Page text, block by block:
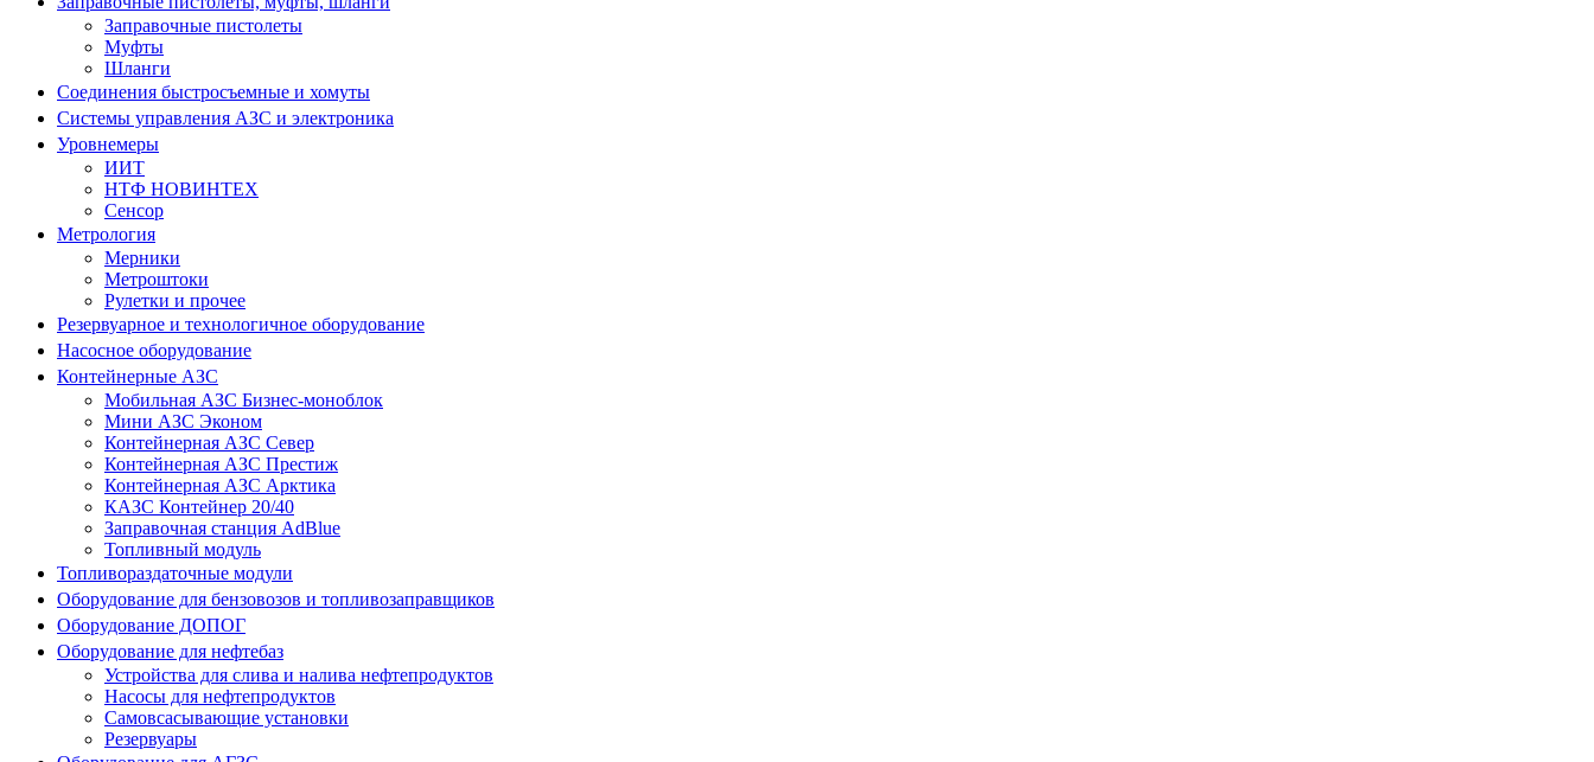
Заправочные пистолеты
Муфты
Шланги
Соединения быстросъемные и хомуты
Системы управления АЗС и электроника
Уровнемеры
ИИТ
НТФ НОВИНТЕХ
Сенсор
Метрология
Мерники
Метроштоки
Рулетки и прочее
Резервуарное и технологичное оборудование
Насосное оборудование
Контейнерные АЗС
Мобильная АЗС Бизнес-моноблок
Мини АЗС Эконом
Контейнерная АЗС Север
Контейнерная АЗС Престиж
Контейнерная АЗС Арктика
КАЗС Контейнер 20/40
Заправочная станция AdBlue
Топливный модуль
Топливораздаточные модули
Оборудование для бензовозов и топливозаправщиков
Оборудование ДОПОГ
Оборудование для нефтебаз
Устройства для слива и налива нефтепродуктов
Насосы для нефтепродуктов
Самовсасывающие установки
Резервуары